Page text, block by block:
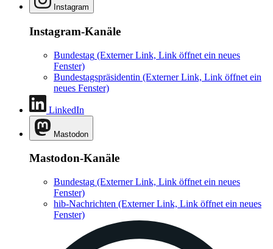
Instagram
Instagram-Kanäle
Bundestag (Externer Link, Link öffnet ein neues
Fenster)
Bundestagspräsidentin (Externer Link, Link öffnet ein
neues Fenster)
LinkedIn
Mastodon
Mastodon-Kanäle
Bundestag (Externer Link, Link öffnet ein neues
Fenster)
hib-Nachrichten (Externer Link, Link öffnet ein neues
Fenster)